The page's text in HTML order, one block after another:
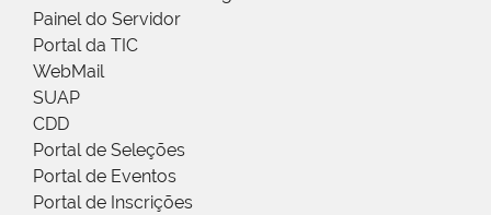
Painel do Servidor
Portal da TIC
WebMail
SUAP
CDD
Portal de Seleções
Portal de Eventos
Portal de Inscrições